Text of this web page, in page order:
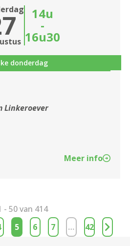
14u
-
16u30
donderdag
Linkeroever
Meer info
- 50 van 414
5 6 7 … 42